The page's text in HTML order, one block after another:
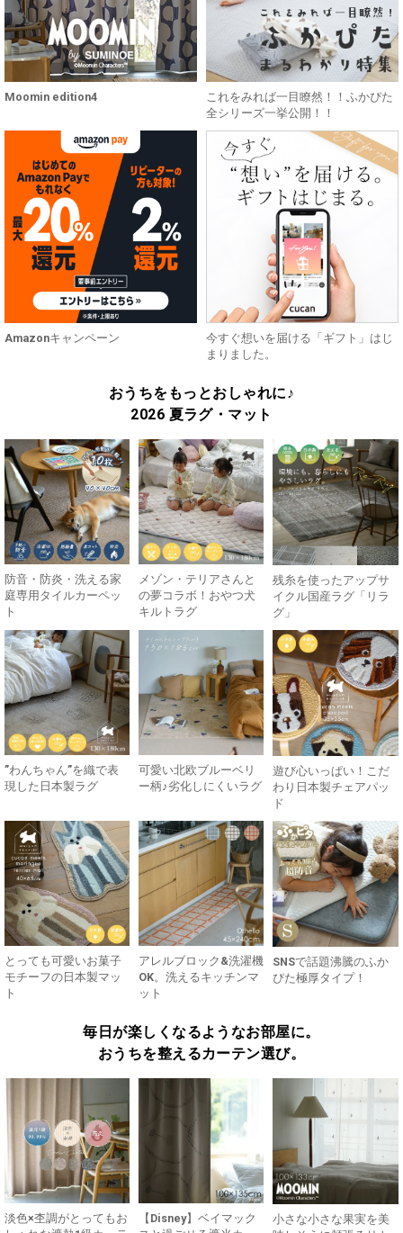
Moomin edition4
これをみれば一目瞭然！！ふかぴた
全シリーズ一挙公開！！
Amazonキャンペーン
今すぐ想いを届ける「ギフト」はじ
まりました。
おうちをもっとおしゃれに♪
2026 夏ラグ・マット
防音・防炎・洗える家
庭専用タイルカーペッ
ト
メゾン・テリアさんと
の夢コラボ！おやつ犬
キルトラグ
残糸を使ったアップサ
イクル国産ラグ「リラ
グ」
”わんちゃん”を織で表
現した日本製ラグ
可愛い北欧ブルーベリ
ー柄♪劣化しにくいラグ
遊び心いっぱい！こだ
わり日本製チェアパッ
ド
とっても可愛いお菓子
モチーフの日本製マッ
ト
アレルブロック&洗濯機
OK。洗えるキッチンマ
ット
SNSで話題沸騰のふか
ぴた極厚タイプ！
毎日が楽しくなるようなお部屋に。
おうちを整えるカーテン選び。
淡色×杢調がとってもお
【Disney】ベイマック
小さな小さな果実を美